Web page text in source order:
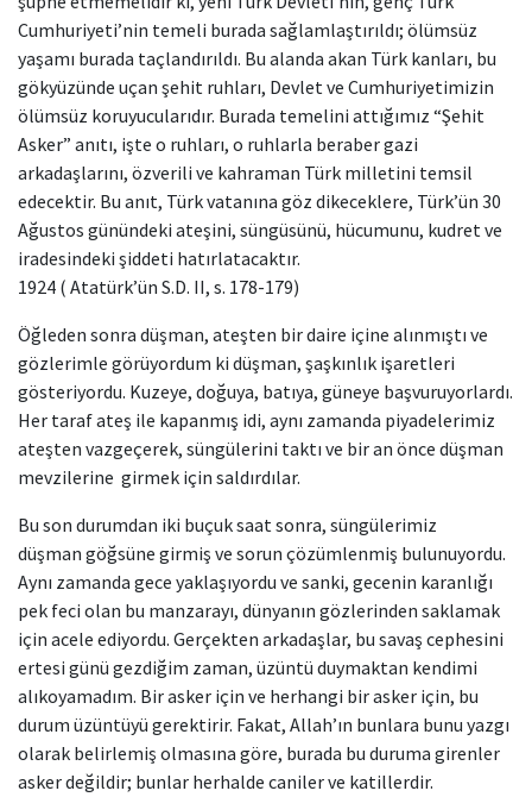
Cumhuriyeti’nin temeli burada sağlamlaştırıldı; ölümsüz
yaşamı burada taçlandırıldı. Bu alanda akan Türk kanları, bu
gökyüzünde uçan şehit ruhları, Devlet ve Cumhuriyetimizin
ölümsüz koruyucularıdır. Burada temelini attığımız “Şehit
Asker” anıtı, işte o ruhları, o ruhlarla beraber gazi
arkadaşlarını, özverili ve kahraman Türk milletini temsil
edecektir. Bu anıt, Türk vatanına göz dikeceklere, Türk’ün 30
Ağustos günündeki ateşini, süngüsünü, hücumunu, kudret ve
iradesindeki şiddeti hatırlatacaktır.
1924 ( Atatürk’ün S.D. II, s. 178-179)
Öğleden sonra düşman, ateşten bir daire içine alınmıştı ve
gözlerimle görüyordum ki düşman, şaşkınlık işaretleri
gösteriyordu. Kuzeye, doğuya, batıya, güneye başvuruyorlardı.
Her taraf ateş ile kapanmış idi, aynı zamanda piyadelerimiz
ateşten vazgeçerek, süngülerini taktı ve bir an önce düşman
mevzilerine girmek için saldırdılar.
Bu son durumdan iki buçuk saat sonra, süngülerimiz
düşman göğsüne girmiş ve sorun çözümlenmiş bulunuyordu.
Aynı zamanda gece yaklaşıyordu ve sanki, gecenin karanlığı
pek feci olan bu manzarayı, dünyanın gözlerinden saklamak
için acele ediyordu. Gerçekten arkadaşlar, bu savaş cephesini
ertesi günü gezdiğim zaman, üzüntü duymaktan kendimi
alıkoyamadım. Bir asker için ve herhangi bir asker için, bu
durum üzüntüyü gerektirir. Fakat, Allah’ın bunlara bunu yazgı
olarak belirlemiş olmasına göre, burada bu duruma girenler
asker değildir; bunlar herhalde caniler ve katillerdir.